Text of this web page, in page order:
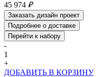
45 974 ₽
Заказать дизайн проект
Подробнее о доставке
Перейти к набору
-
1
+
ДОБАВИТЬ В КОРЗИНУ